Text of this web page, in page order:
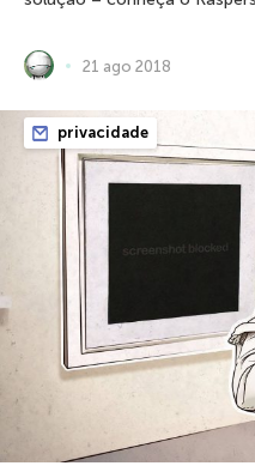
21 ago 2018
privacidade